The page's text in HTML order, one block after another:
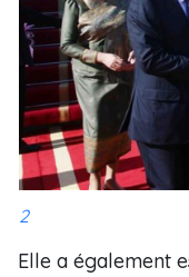
2
Elle a également